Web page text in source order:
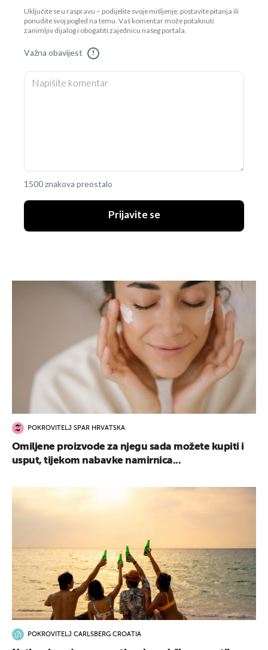
Uključite se u raspravu – podijelite svoje mišljenje, postavite pitanja ili
ponudite svoj pogled na temu. Vaš komentar može potaknuti
zanimljiv dijalog i obogatiti zajednicu našeg portala.
Važna obavijest !
1500 znakova preostalo
Prijavite se
POKROVITELJ SPAR HRVATSKA
Omiljene proizvode za njegu sada možete kupiti i
usput, tijekom nabavke namirnica...
POKROVITELJ CARLSBERG CROATIA